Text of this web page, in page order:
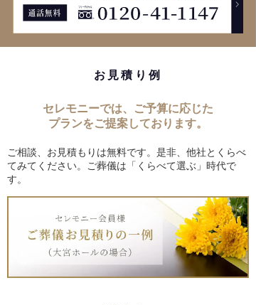
お見積り例
セレモニーでは、ご予算に応じた
プランをご提案しております。
ご相談、お見積もりは無料です。是非、他社とくらべ
てみてください。ご葬儀は「くらべて選ぶ」時代で
す。